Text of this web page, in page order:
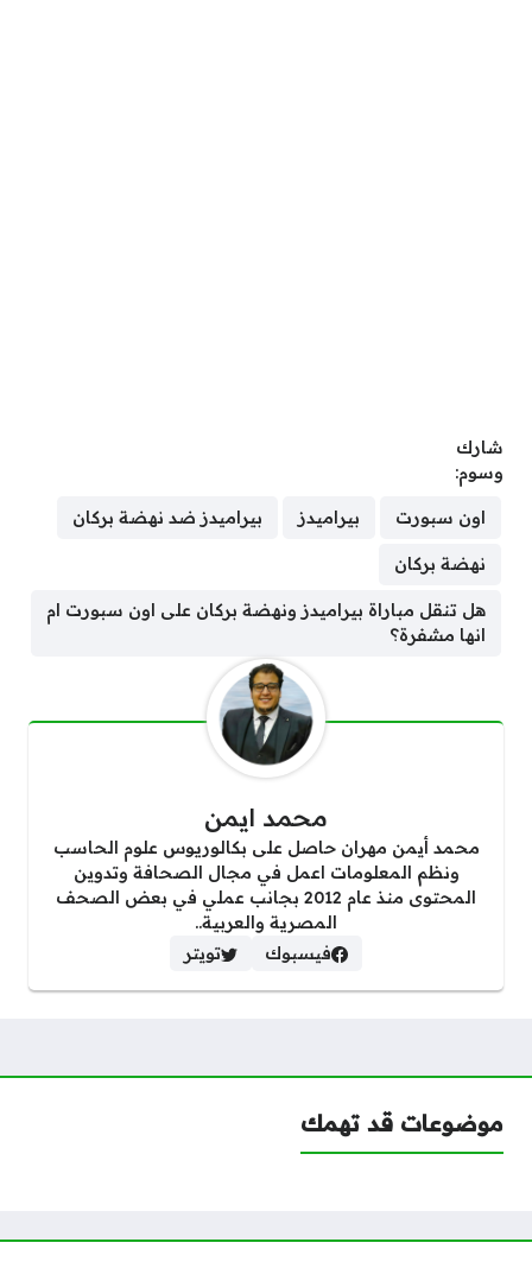
شارك
وسوم:
اون سبورت بيراميدز بيراميدز ضد نهضة بركان
نهضة بركان
هل تنقل مباراة بيراميدز ونهضة بركان على اون سبورت ام
انها مشفرة؟
محمد ايمن
محمد أيمن مهران حاصل على بكالوريوس علوم الحاسب
ونظم المعلومات اعمل في مجال الصحافة وتدوين
المحتوى منذ عام 2012 بجانب عملي في بعض الصحف
المصرية والعربية..
فيسبوك
تويتر
موضوعات قد تهمك